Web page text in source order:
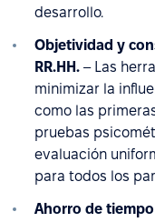
desarrollo.
Objetividad y
RR.HH. – Las
minimizar la
como las
pruebas
evaluación
para todos los
Ahorro de